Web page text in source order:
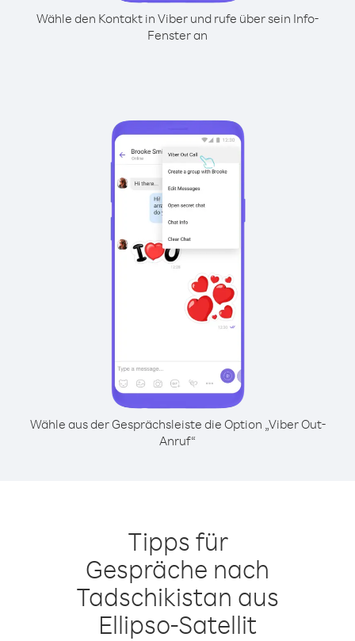
Wähle den Kontakt in Viber und rufe über sein Info-
Fenster an
Wähle aus der Gesprächsleiste die Option „Viber Out-
Anruf“
Tipps für
Gespräche nach
Tadschikistan aus
Ellipso-Satellit